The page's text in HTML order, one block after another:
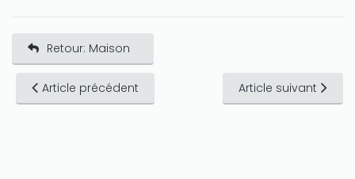
Retour: Maison
Article précédent Article suivant